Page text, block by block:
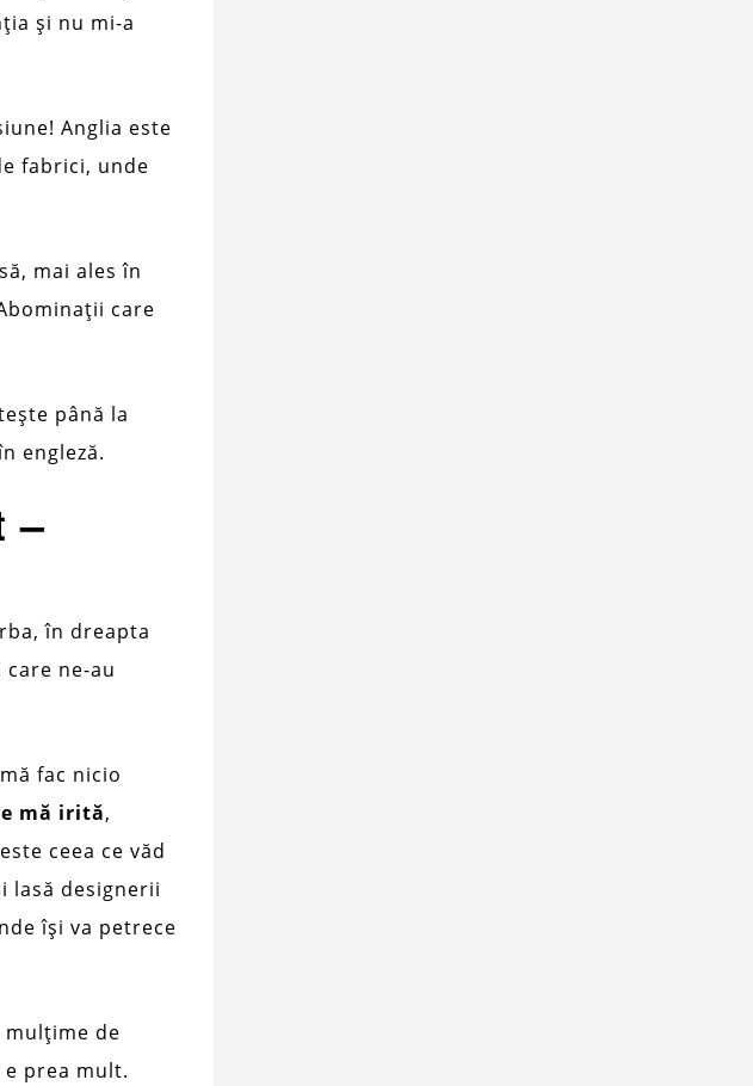
și nu mi-a
Anglia este
fabrici, unde
mai ales în
care
până la
engleză.
în dreapta
ne-au
fac nicio
mă irită,
ceea ce văd
lasă designerii
își va petrece
de
prea mult.